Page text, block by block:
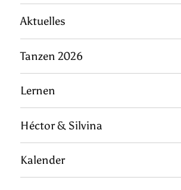
Aktuelles
Tanzen 2026
Lernen
Héctor & Silvina
Kalender